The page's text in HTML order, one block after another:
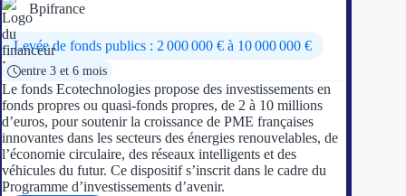
Bpifrance
Levée de fonds publics : 2 000 000 € à 10 000 000 €
entre 3 et 6 mois
Le fonds Ecotechnologies propose des investissements en
fonds propres ou quasi-fonds propres, de 2 à 10 millions
d’euros, pour soutenir la croissance de PME françaises
innovantes dans les secteurs des énergies renouvelables, de
l’économie circulaire, des réseaux intelligents et des
véhicules du futur. Ce dispositif s’inscrit dans le cadre du
Programme d’investissements d’avenir.